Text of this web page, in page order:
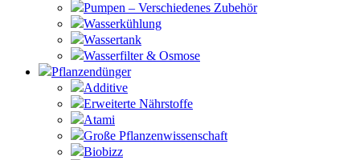
Pumpen – Verschiedenes Zubehör
Wasserkühlung
Wassertank
Wasserfilter & Osmose
Pflanzendünger
Additive
Erweiterte Nährstoffe
Atami
Große Pflanzenwissenschaft
Biobizz